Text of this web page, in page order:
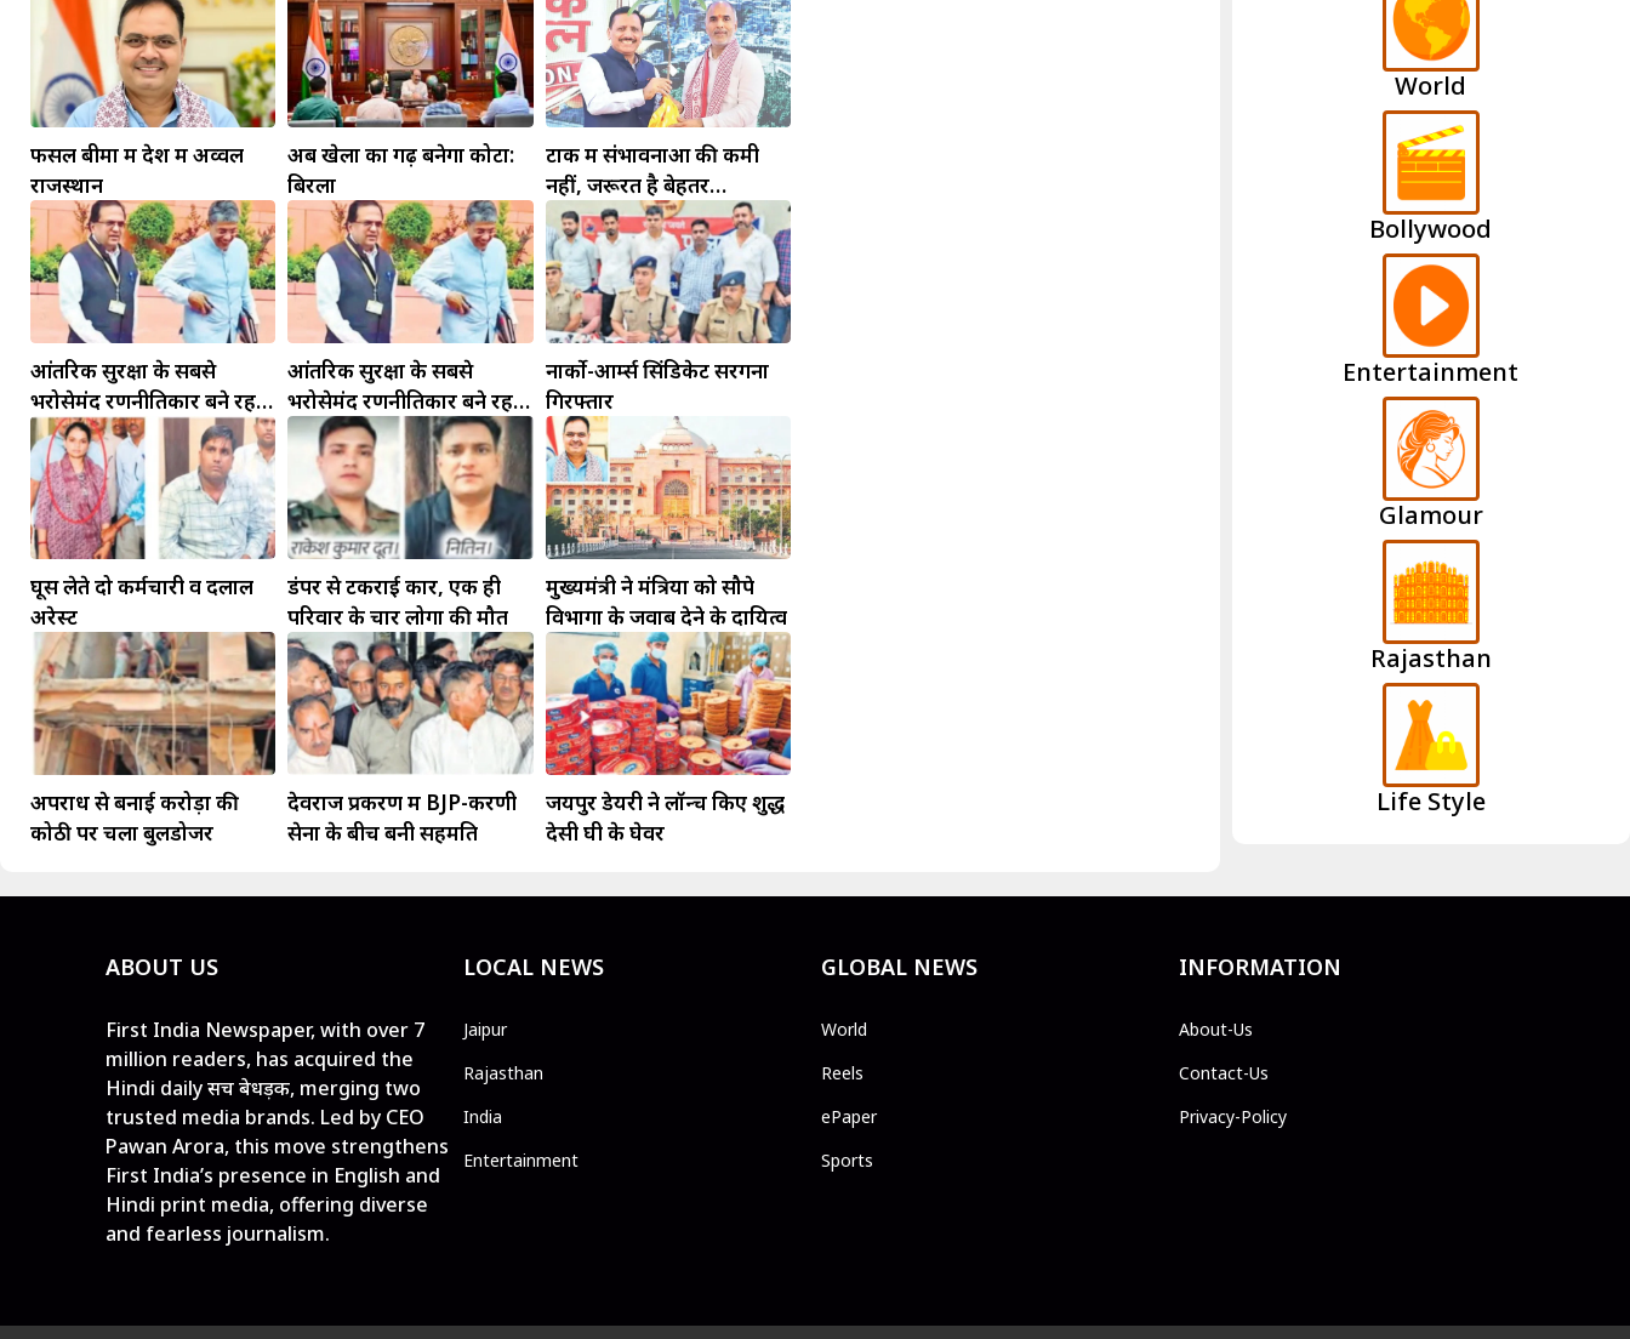
फसल बीमा में देश में अव्वल
राजस्थान
अब खेलों का गढ़ बनेगा कोटा:
बिरला
टोंक में संभावनाओं की कमी
नहीं, जरूरत है बेहतर
इंफ्रास्ट्रक्चर की
आंतरिक सुरक्षा के सबसे
भरोसेमंद रणनीतिकार बने रहेंगे
गोविंद मोहन
आंतरिक सुरक्षा के सबसे
भरोसेमंद रणनीतिकार बने रहेंगे
गोविंद मोहन
नार्को-आर्म्स सिंडिकेट सरगना
गिरफ्तार
घूस लेते दो कर्मचारी व दलाल
अरेस्ट
डंपर से टकराई कार, एक ही
परिवार के चार लोगों की मौत
मुख्यमंत्री ने मंत्रियों को सौपे
विभागों के जवाब देने के दायित्व
अपराध से बनाई करोड़ों की
कोठी पर चला बुलडोजर
देवराज प्रकरण में BJP-करणी
सेना के बीच बनी सहमति
जयपुर डेयरी ने लॉन्च किए शुद्ध
देसी घी के घेवर
World
Bollywood
Entertainment
Glamour
Rajasthan
Life Style
ABOUT US
First India Newspaper, with over 7
million readers, has acquired the
Hindi daily सच बेधड़क, merging two
trusted media brands. Led by CEO
Pawan Arora, this move strengthens
First India’s presence in English and
Hindi print media, offering diverse
and fearless journalism.
LOCAL NEWS
Jaipur
Rajasthan
India
Entertainment
GLOBAL NEWS
World
Reels
ePaper
Sports
INFORMATION
About-Us
Contact-Us
Privacy-Policy